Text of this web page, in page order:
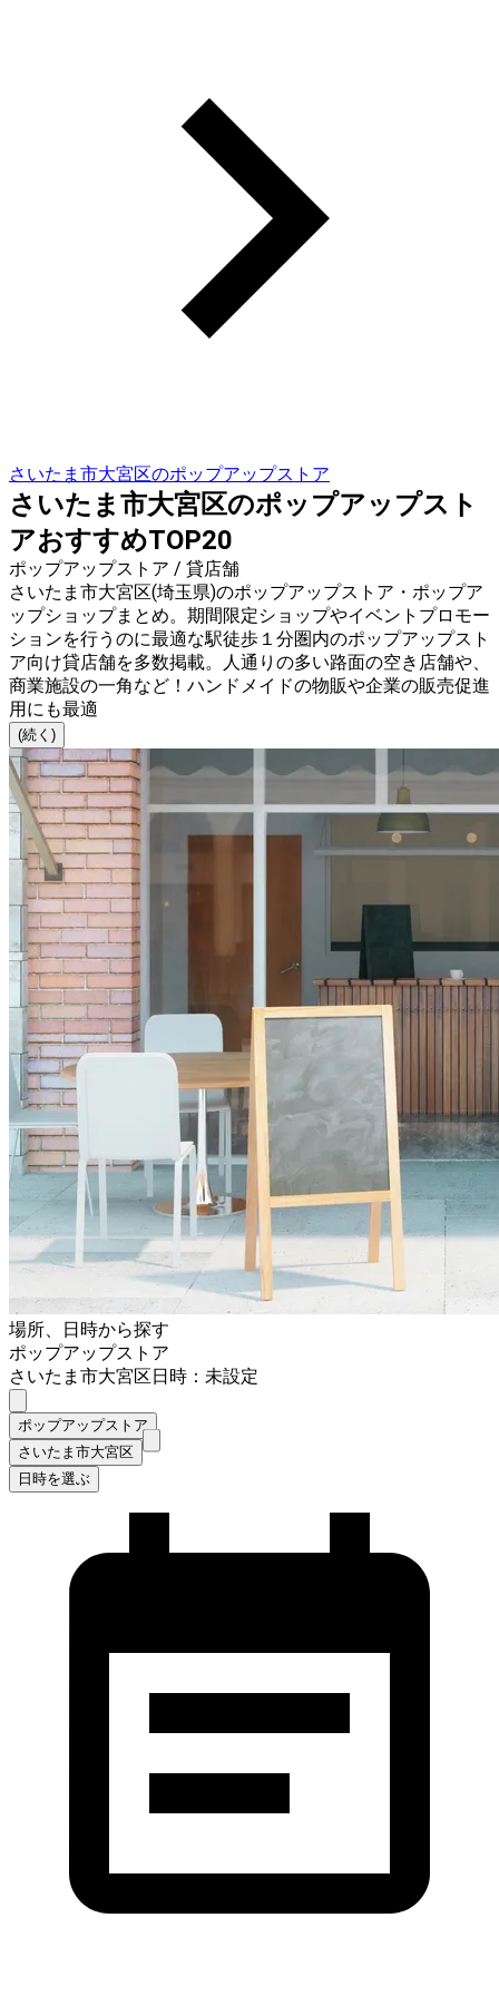
さいたま市大宮区のポップアップストア
さいたま市大宮区のポップアップスト
アおすすめTOP20
ポップアップストア / 貸店舗
さいたま市大宮区(埼玉県)のポップアップストア・ポップア
ップショップまとめ。期間限定ショップやイベントプロモー
ションを行うのに最適な駅徒歩１分圏内のポップアップスト
ア向け貸店舗を多数掲載。人通りの多い路面の空き店舗や、
商業施設の一角など！ハンドメイドの物販や企業の販売促進
用にも最適
(続く)
場所、日時から探す
ポップアップストア
さいたま市大宮区日時：未設定
ポップアップストア
さいたま市大宮区
日時を選ぶ